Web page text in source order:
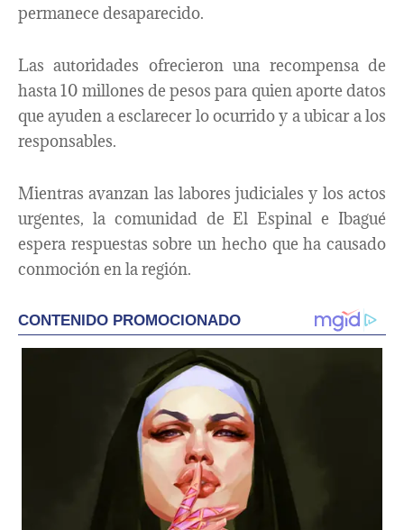
permanece desaparecido.
Las autoridades ofrecieron una recompensa de
hasta 10 millones de pesos para quien aporte datos
que ayuden a esclarecer lo ocurrido y a ubicar a los
responsables.
Mientras avanzan las labores judiciales y los actos
urgentes, la comunidad de El Espinal e Ibagué
espera respuestas sobre un hecho que ha causado
conmoción en la región.